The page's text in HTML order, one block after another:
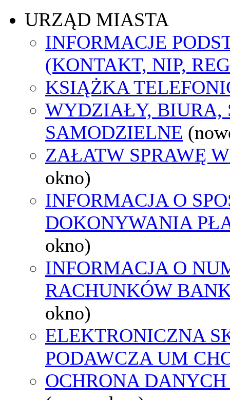
URZĄD MIASTA
INFORMACJE
(KONTAKT, NIP,
KSIĄŻKA
WYDZIAŁY, BIURA,
SAMODZIELNE
ZAŁATW SPRAWĘ
okno)
INFORMACJA O
DOKONYWANIA
okno)
INFORMACJA O
RACHUNKÓW
okno)
ELEKTRONICZNA
PODAWCZA UM
OCHRONA